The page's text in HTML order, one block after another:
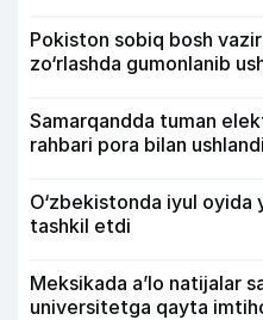
Pokiston sobiq bosh
zo‘rlashda gumonlanib
Samarqandda tuman
rahbari pora bilan ushlandi
O‘zbekistonda iyul
tashkil etdi
Meksikada a’lo natijalar
universitetga qayta